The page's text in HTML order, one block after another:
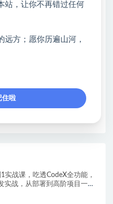
所值。
业 + 减少信息差 + 见识
迎加入本站会员，将尽
实战课，吃透CodeX全功能，
实战，从部署到高阶项目一键
站，让你不再错过任何
远方；愿你历遍山河，
住啦